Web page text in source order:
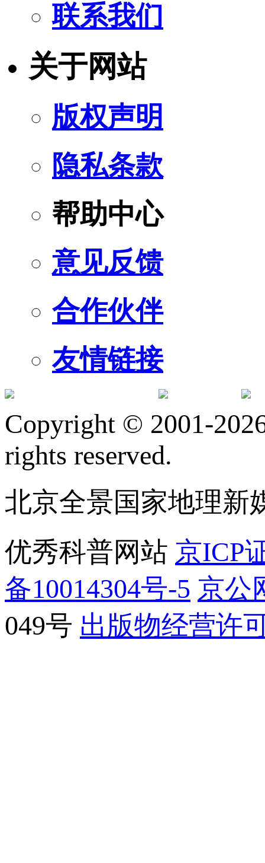
联系我们
关于网站
版权声明
隐私条款
帮助中心
意见反馈
合作伙伴
友情链接
Copyright © 2001-
rights reserved.
北京全景国家地理新
优秀科普网站 京ICP
备10014304号-5 京公
049号 出版物经营许